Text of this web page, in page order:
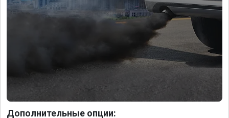
Дополнительные опции: